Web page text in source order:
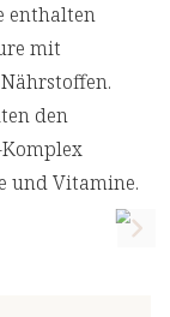
enthalten
mit
den
und Vitamine.